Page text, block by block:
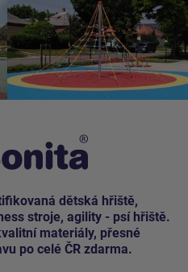
dětská hřiště,
stroje, agility - psí hřiště.
materiály, přesné
po celé ČR zdarma.